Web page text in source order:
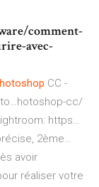
comment-
avec-
CC -
cc/
https…
2ème…
avoir
réaliser votre